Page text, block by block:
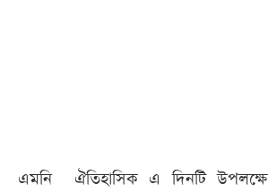
এমনি ঐতিহাসিক এ দিনটি